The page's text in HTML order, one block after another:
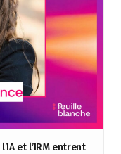
et l’IRM entrent